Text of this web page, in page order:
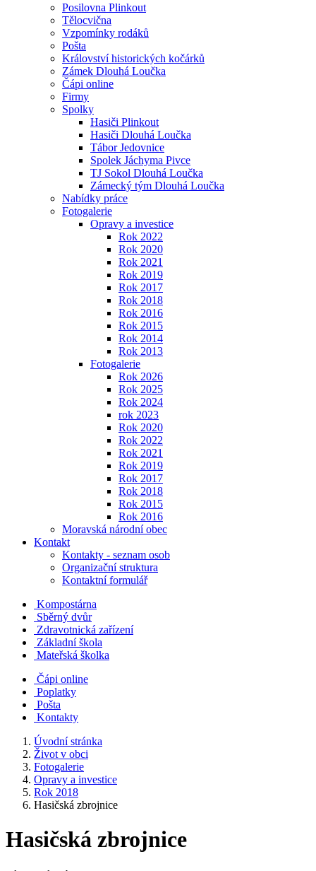
Posilovna Plinkout
Tělocvična
Vzpomínky rodáků
Pošta
Království historických kočárků
Zámek Dlouhá Loučka
Čápi online
Firmy
Spolky
Hasiči Plinkout
Hasiči Dlouhá Loučka
Tábor Jedovnice
Spolek Jáchyma Pivce
TJ Sokol Dlouhá Loučka
Zámecký tým Dlouhá Loučka
Nabídky práce
Fotogalerie
Opravy a investice
Rok 2022
Rok 2020
Rok 2021
Rok 2019
Rok 2017
Rok 2018
Rok 2016
Rok 2015
Rok 2014
Rok 2013
Fotogalerie
Rok 2026
Rok 2025
Rok 2024
rok 2023
Rok 2020
Rok 2022
Rok 2021
Rok 2019
Rok 2017
Rok 2018
Rok 2015
Rok 2016
Moravská národní obec
Kontakt
Kontakty - seznam osob
Organizační struktura
Kontaktní formulář
Kompostárna
Sběrný dvůr
Zdravotnická zařízení
Základní škola
Mateřská školka
Čápi online
Poplatky
Pošta
Kontakty
Úvodní stránka
Život v obci
Fotogalerie
Opravy a investice
Rok 2018
Hasičská zbrojnice
Hasičská zbrojnice